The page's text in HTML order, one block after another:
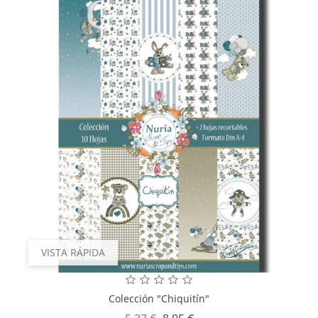
VISTA RÁPIDA
Colección "Chiquitín"